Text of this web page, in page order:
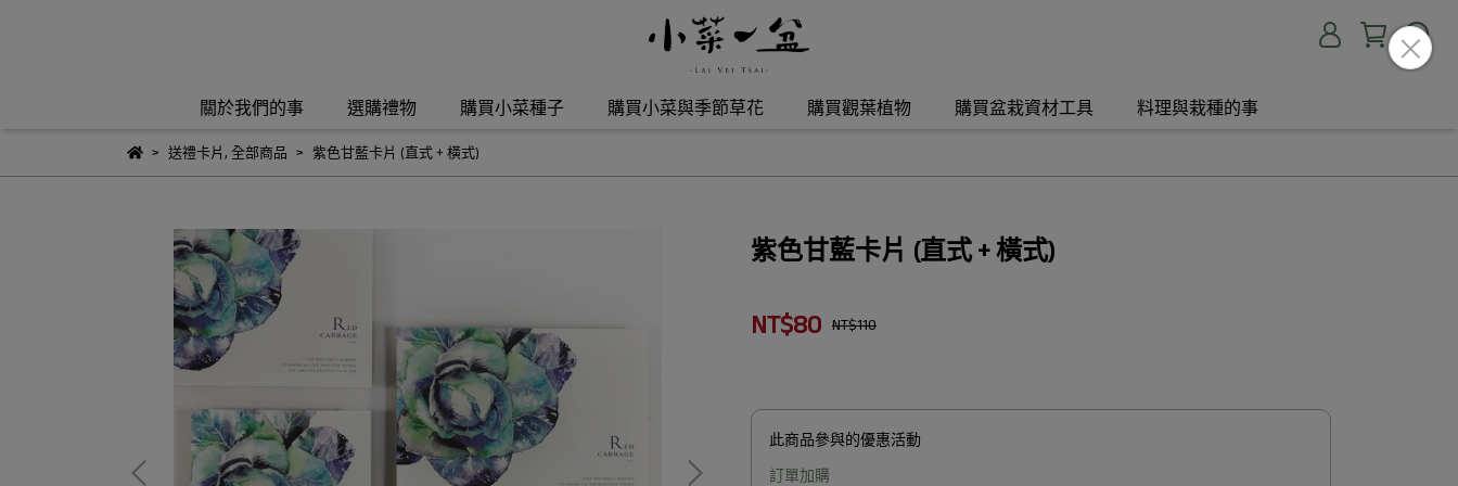
關於我們的事 選購禮物 購買小菜種子 購買小菜與季節草花 購買觀葉植物 購買盆栽資材工具 料理與栽種的事
送禮卡片 , 全部商品 紫色甘藍卡片 (直式 + 橫式)
紫色甘藍卡片 (直式 + 橫式)
NT$80 NT$110
此商品參與的優惠活動
訂單加購